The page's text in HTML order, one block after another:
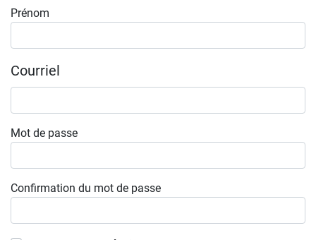
Prénom
Courriel
Mot de passe
Confirmation du mot de passe